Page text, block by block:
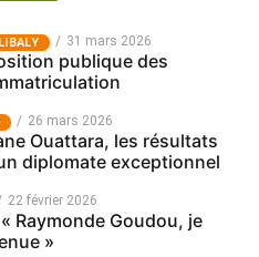
31 mars 2026
publique des
26 mars 2026
Ouattara, les résultats
diplomate exceptionnel
22 février 2026
Raymonde Goudou, je
»